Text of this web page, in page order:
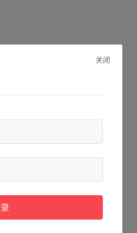
击下面的按钮返回首页。
关闭